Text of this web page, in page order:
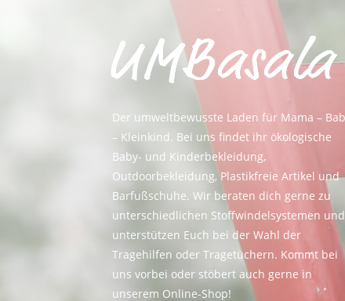
Der umweltbewusste Laden für Mama –
– Kleinkind. Bei uns findet ihr ökologische
Baby- und Kinderbekleidung,
Outdoorbekleidung, Plastikfreie Artikel und
Barfußschuhe. Wir beraten dich gerne zu
unterschiedlichen Stoffwindelsystemen und
unterstützen Euch bei der Wahl der
Tragehilfen oder Tragetüchern. Kommt bei
uns vorbei oder stöbert auch gerne in
unserem Online-Shop!